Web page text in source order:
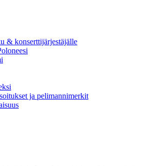
& konserttijärjestäjälle
ja pelimannimerkit